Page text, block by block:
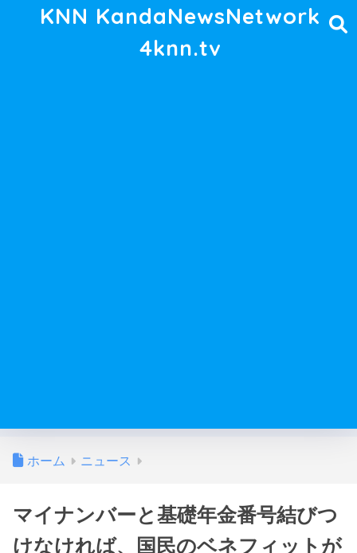
KNN KandaNewsNetwork
4knn.tv
ホーム ニュース
マイナンバーと基礎年金番号結びつ
けなければ、国民のベネフィットが